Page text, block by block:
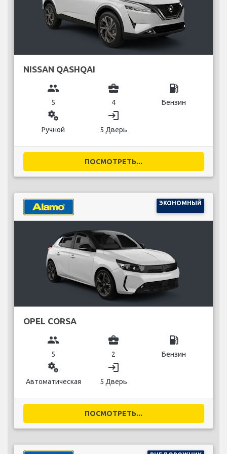
NISSAN QASHQAI
group
5
business_center
4
local_gas_station
Бензин
miscellaneous_services
Ручной
login
5 Дверь
ПОСМОТРЕТЬ...
ЭКОНОМНЫЙ
OPEL CORSA
group
5
business_center
2
local_gas_station
Бензин
miscellaneous_services
Автоматическая
login
5 Дверь
ПОСМОТРЕТЬ...